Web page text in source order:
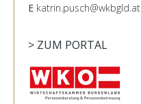
E katrin.pusch@wkbgld.at
> ZUM PORTAL